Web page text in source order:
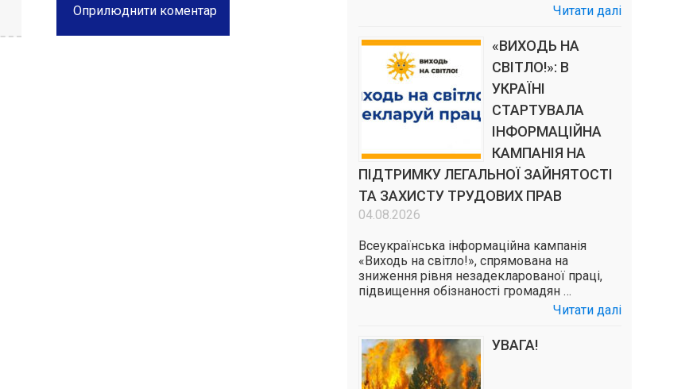
Читати далі
«ВИХОДЬ НА
СВІТЛО!»: В
УКРАЇНІ
СТАРТУВАЛА
ІНФОРМАЦІЙНА
КАМПАНІЯ НА
ПІДТРИМКУ ЛЕГАЛЬНОЇ ЗАЙНЯТОСТІ
ТА ЗАХИСТУ ТРУДОВИХ ПРАВ
04.08.2026
Всеукраїнська інформаційна кампанія
«Виходь на світло!», спрямована на
зниження рівня незадекларованої праці,
підвищення обізнаності громадян …
Читати далі
УВАГА!